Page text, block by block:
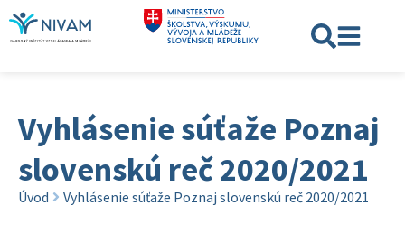
Vyhlásenie súťaže Poznaj
slovenskú reč 2020/2021
Úvod Vyhlásenie súťaže Poznaj slovenskú reč 2020/2021